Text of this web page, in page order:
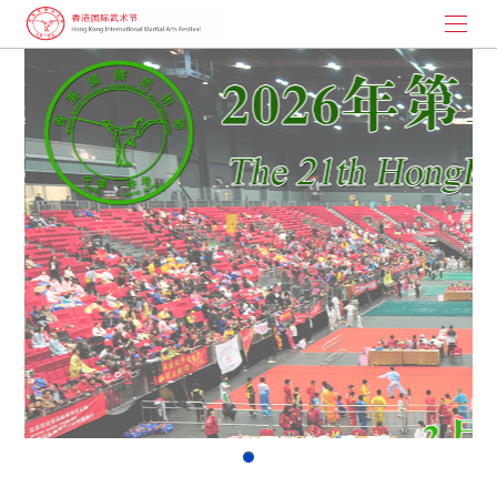
首页
武术节起源
大枪拼刺
演讲与书画
武术节动态
联系我们